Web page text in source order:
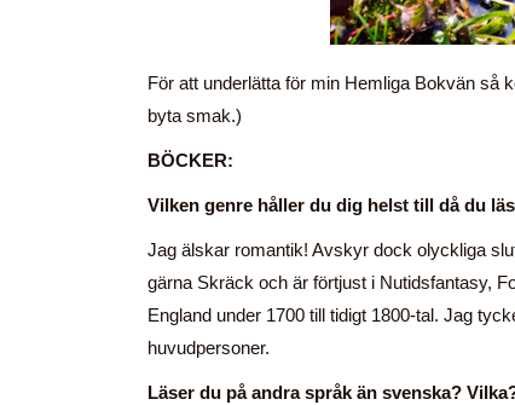
För att underlätta för min Hemliga Bokvän så
byta smak.)
BÖCKER:
Vilken genre håller du dig helst till då du
Jag älskar romantik! Avskyr dock olyckliga
gärna Skräck och är förtjust i Nutidsfantasy,
England under 1700 till tidigt 1800-tal. Jag
huvudpersoner.
Läser du på andra språk än svenska?